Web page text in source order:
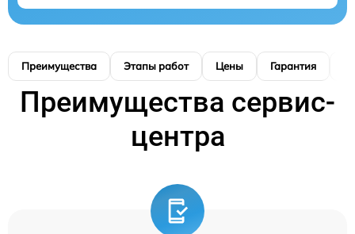
Преимущества Этапы работ Цены Гарантия
Преимущества сервис-
центра